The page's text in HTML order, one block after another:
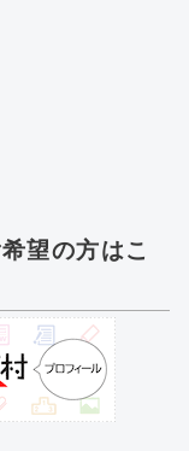
望の方はこ